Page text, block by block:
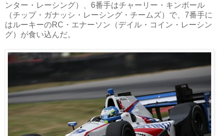
ンター・レーシング）、6番手はチャーリー・キンボール
（チップ・ガナッシ・レーシング・チームズ）で、7番手に
はルーキーのRC・エナーソン（デイル・コイン・レーシン
グ）が食い込んだ。